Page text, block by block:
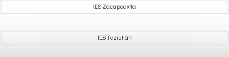
IES Zacapoaxtla
IES Teziutlán